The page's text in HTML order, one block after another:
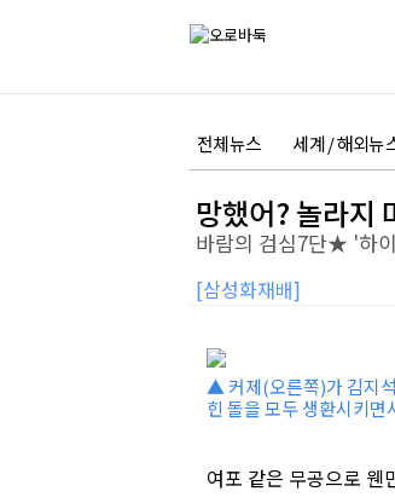
전체뉴스 세계 / 해외뉴
망했어? 놀라지
바람의 검심7단★ '하
[삼성화재배]
▲ 커제(오른쪽)가 김지
힌 돌을 모두 생환시키면
여포 같은 무공으로 웬